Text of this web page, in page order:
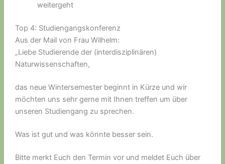
weitergeht
Top 4: Studiengangskonferenz
Aus der Mail von Frau Wilhelm:
„Liebe Studierende der (interdisziplinären)
Naturwissenschaften,
das neue Wintersemester beginnt in Kürze und wir
möchten uns sehr gerne mit Ihnen treffen um über
unseren Studiengang zu sprechen.
Was ist gut und was könnte besser sein.
Bitte merkt Euch den Termin vor und meldet Euch über